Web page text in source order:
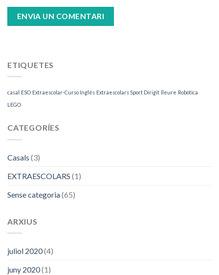
ETIQUETES
casal ESO Extraescolar-Curso Inglés Extraescolars Sport Dirigit lleure Robótica
LEGO
CATEGORÍES
Casals (3)
EXTRAESCOLARS (1)
Sense categoria(65)
ARXIUS
juliol 2020(4)
juny 2020(1)